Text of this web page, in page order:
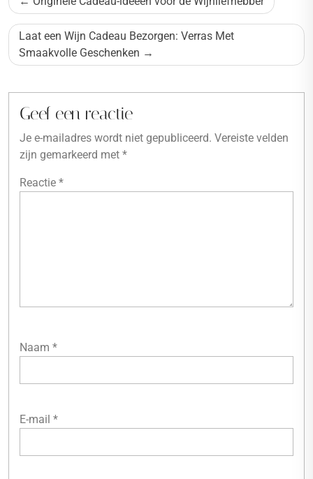
navigatie
Laat een Wijn Cadeau Bezorgen: Verras Met
Smaakvolle Geschenken
Geef een reactie
Je e-mailadres wordt niet gepubliceerd. Vereiste velden
zijn gemarkeerd met *
Reactie *
Naam *
E-mail *